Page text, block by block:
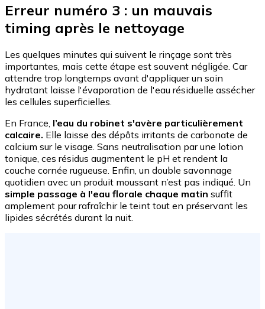
Erreur numéro 3 : un mauvais
timing après le nettoyage
Les quelques minutes qui suivent le rinçage sont très
importantes, mais cette étape est souvent négligée. Car
attendre trop longtemps avant d'appliquer un soin
hydratant laisse l'évaporation de l'eau résiduelle assécher
les cellules superficielles.
En France, l’eau du robinet s'avère particulièrement
calcaire. Elle laisse des dépôts irritants de carbonate de
calcium sur le visage. Sans neutralisation par une lotion
tonique, ces résidus augmentent le pH et rendent la
couche cornée rugueuse. Enfin, un double savonnage
quotidien avec un produit moussant n’est pas indiqué. Un
simple passage à l'eau florale chaque matin suffit
amplement pour rafraîchir le teint tout en préservant les
lipides sécrétés durant la nuit.